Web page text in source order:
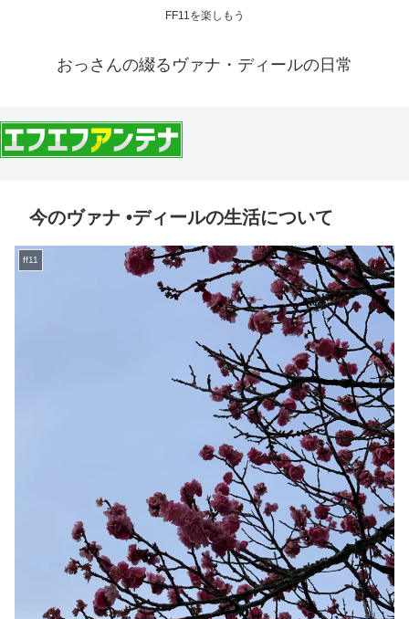
FF11を楽しもう
おっさんの綴るヴァナ・ディールの日常
今のヴァナ •ディールの生活について
ff11